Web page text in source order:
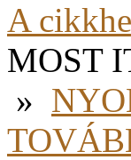
A
MOST
»